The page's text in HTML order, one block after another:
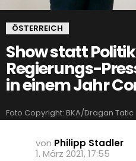
ÖSTERREICH
Show statt
Regierungs-
in einem Jahr
Foto Copyright: BKA/Dragan Tatic
von Philipp Stadler
1. März 2021, 17:55